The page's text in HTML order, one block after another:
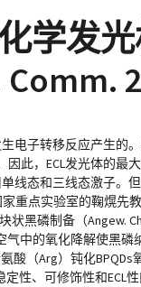
学发
电子转移反应产生的
此，ECL发光体的最
线态和三线态激子。
重点实验室的鞠熀先
状黑磷制备（Angew.
气中的氧化降解使黑
酸（Arg）钝化
性、可修饰性和ECL